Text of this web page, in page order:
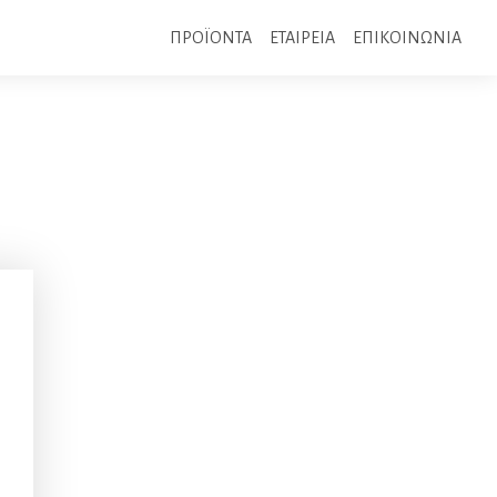
ΠΡΟΪΟΝΤΑ ΕΤΑΙΡΕΙΑ ΕΠΙΚΟΙΝΩΝΙΑ